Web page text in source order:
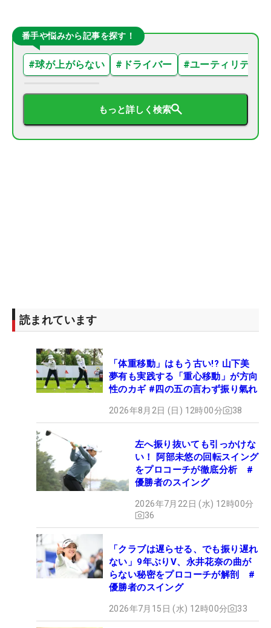
番手や悩みから記事を探す！
#球が上がらない # ドライバー #ユーティリティ
もっと詳しく検索
読まれています
「体重移動」はもう古い!? 山下美
夢有も実践する「重心移動」が方向
性のカギ #四の五の言わず振り氣れ
2026年8月2日 (日) 12時00分 38
左へ振り抜いても引っかけな
い！ 阿部未悠の回転スイング
をプロコーチが徹底分析 #
優勝者のスイング
2026年7月22日 (水) 12時00分
36
「クラブは遅らせる、でも振り遅れ
ない」9年ぶりV、永井花奈の曲が
らない秘密をプロコーチが解剖 #
優勝者のスイング
2026年7月15日 (水) 12時00分 33